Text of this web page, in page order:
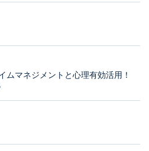
ムマネジメントと心理有効活用！